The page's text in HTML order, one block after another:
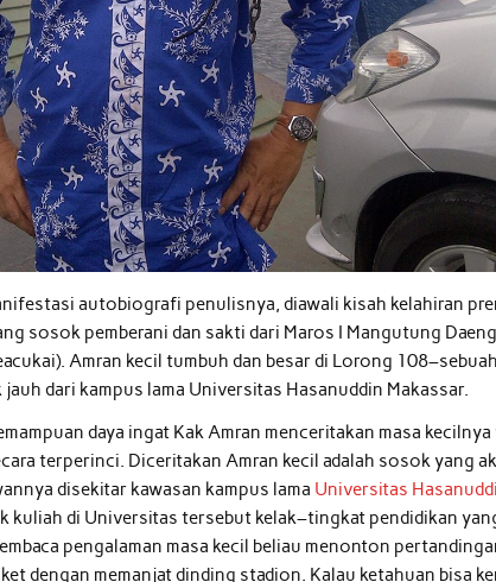
autobiografi penulisnya, diawali kisah kelahiran
sosok pemberani dan sakti dari Maros I Mangutung
Amran kecil tumbuh dan besar di Lorong
jauh dari kampus lama Universitas Hasanuddin Makassar.
daya ingat Kak Amran menceritakan masa
terperinci. Diceritakan Amran kecil adalah sosok yang
disekitar kawasan kampus lama Universitas
kuliah di Universitas tersebut kelak–tingkat pendidikan
pengalaman masa kecil beliau menonton
dengan memanjat dinding stadion. Kalau ketahuan bisa